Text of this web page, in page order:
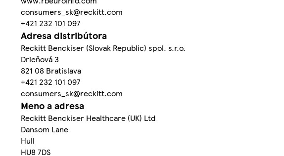
consumers_sk@reckitt.com
+421 232 101 097
Adresa distribútora
Reckitt Benckiser (Slovak Republic) spol. s.r.o.
Drieňová 3
821 08 Bratislava
+421 232 101 097
consumers_sk@reckitt.com
Meno a adresa
Reckitt Benckiser Healthcare (UK) Ltd
Dansom Lane
Hull
HU8 7DS